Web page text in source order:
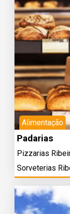
Alimentação
Padarias
Pizzarias
Sorveterias